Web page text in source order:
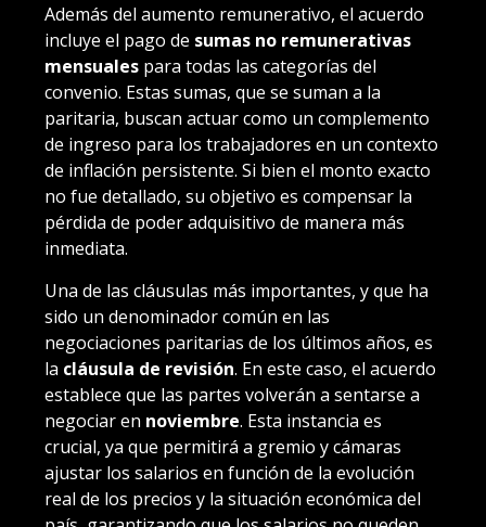
Además del aumento remunerativo, el acuerdo
incluye el pago de sumas no remunerativas
mensuales para todas las categorías del
convenio. Estas sumas, que se suman a la
paritaria, buscan actuar como un complemento
de ingreso para los trabajadores en un contexto
de inflación persistente. Si bien el monto exacto
no fue detallado, su objetivo es compensar la
pérdida de poder adquisitivo de manera más
inmediata.
Una de las cláusulas más importantes, y que ha
sido un denominador común en las
negociaciones paritarias de los últimos años, es
la cláusula de revisión. En este caso, el acuerdo
establece que las partes volverán a sentarse a
negociar en noviembre. Esta instancia es
crucial, ya que permitirá a gremio y cámaras
ajustar los salarios en función de la evolución
real de los precios y la situación económica del